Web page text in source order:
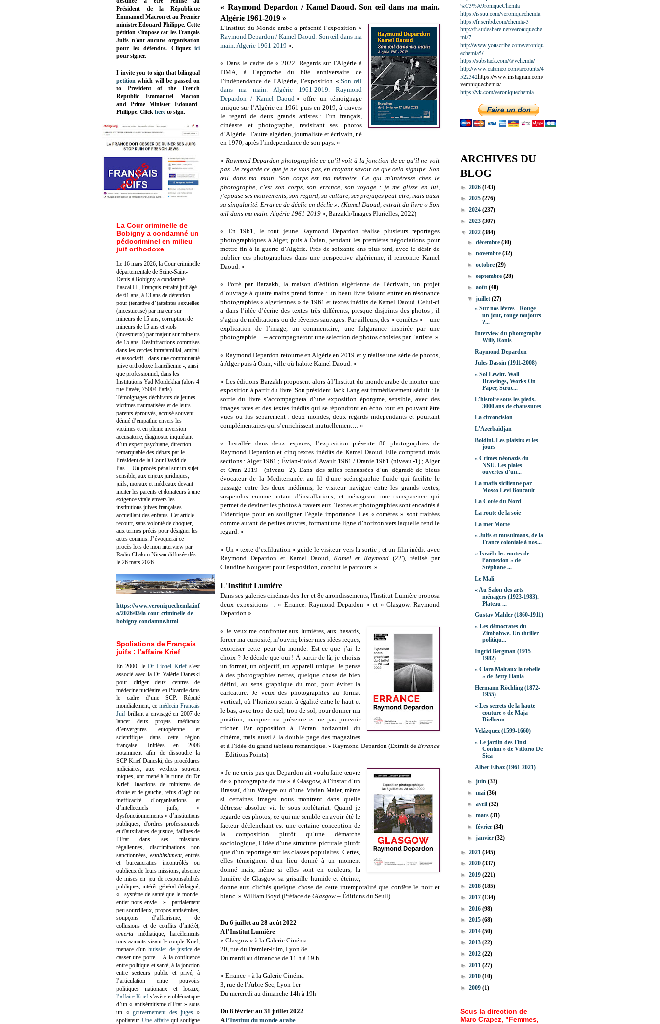
« Raymond Depardon / Kamel Daoud. Son œil dans ma main.
Algérie 1961-2019 »
L’Institut du Monde arabe a présenté l’exposition «
Raymond Depardon / Kamel Daoud. Son œil dans ma
main. Algérie 1961-2019 ».
« Dans le cadre de « 2022. Regards sur l'Algérie à
l'IMA, à l’approche du 60e anniversaire de
l’indépendance de l’Algérie, l’exposition « Son œil
dans ma main. Algérie 1961-2019. Raymond
Depardon / Kamel Daoud » offre un témoignage
unique sur l’Algérie en 1961 puis en 2019, à travers
le regard de deux grands artistes : l’un français,
cinéaste et photographe, revisitant ses photos
d’Algérie ; l’autre algérien, journaliste et écrivain, né
en 1970, après l’indépendance de son pays. »
« Raymond Depardon photographie ce qu’il voit à la jonction de ce qu’il ne voit
pas. Je regarde ce que je ne vois pas, en croyant savoir ce que cela signifie. Son
œil dans ma main. Son corps est ma mémoire. Ce qui m’intéresse chez le
photographe, c’est son corps, son errance, son voyage : je me glisse en lui,
j’épouse ses mouvements, son regard, sa culture, ses préjugés peut-être, mais aussi
sa singularité. Errance de déclic en déclic ». (Kamel Daoud, extrait du livre « Son
œil dans ma main. Algérie 1961-2019 », Barzakh/Images Plurielles, 2022)
« En 1961, le tout jeune Raymond Depardon réalise plusieurs reportages
photographiques à Alger, puis à Évian, pendant les premières négociations pour
mettre fin à la guerre d’Algérie. Près de soixante ans plus tard, avec le désir de
publier ces photographies dans une perspective algérienne, il rencontre Kamel
Daoud. »
« Porté par Barzakh, la maison d’édition algérienne de l’écrivain, un projet
d’ouvrage à quatre mains prend forme : un beau livre faisant entrer en résonance
photographies « algériennes » de 1961 et textes inédits de Kamel Daoud. Celui-ci
a dans l’idée d’écrire des textes très différents, presque disjoints des photos ; il
s’agira de méditations ou de rêveries sauvages. Par ailleurs, des « comètes » – une
explication de l’image, un commentaire, une fulgurance inspirée par une
photographie… – accompagneront une sélection de photos choisies par l’artiste. »
« Raymond Depardon retourne en Algérie en 2019 et y réalise une série de photos,
à Alger puis à Oran, ville où habite Kamel Daoud. »
« Les éditions Barzakh proposent alors à l’Institut du monde arabe de monter une
exposition à partir du livre. Son président Jack Lang est immédiatement séduit : la
sortie du livre s’accompagnera d’une exposition éponyme, sensible, avec des
images rares et des textes inédits qui se répondront en écho tout en pouvant être
vues ou lus séparément : deux mondes, deux regards indépendants et pourtant
complémentaires qui s’enrichissent mutuellement… »
« Installée dans deux espaces, l’exposition présente 80 photographies de
Raymond Depardon et cinq textes inédits de Kamel Daoud. Elle comprend trois
sections : Alger 1961 ; Évian-Bois d’Avault 1961 / Oranie 1961 (niveau -1) ; Alger
et Oran 2019 (niveau -2). Dans des salles rehaussées d’un dégradé de bleus
évocateur de la Méditerranée, au fil d’une scénographie fluide qui facilite le
passage entre les deux médiums, le visiteur navigue entre les grands textes,
suspendus comme autant d’installations, et ménageant une transparence qui
permet de deviner les photos à travers eux. Textes et photographies sont encadrés à
l’identique pour en souligner l’égale importance. Les « comètes » sont traitées
comme autant de petites œuvres, formant une ligne d’horizon vers laquelle tend le
regard. »
« Un « texte d’exfiltration » guide le visiteur vers la sortie ; et un film inédit avec
Raymond Depardon et Kamel Daoud, Kamel et Raymond(22'), réalisé par
Claudine Nougaret pour l'exposition, conclut le parcours. »
L'Institut Lumière
Dans ses galeries cinémas des 1er et 8e arrondissements, l'Institut Lumière proposa
deux expositions : « Errance. Raymond Depardon » et « Glasgow. Raymond
Depardon ».
« Je veux me confronter aux lumières, aux hasards,
forcer ma curiosité, m’ouvrir, briser mes idées reçues,
exorciser cette peur du monde. Est-ce que j’ai le
choix ? Je décide que oui ! À partir de là, je choisis
un format, un objectif, un appareil unique. Je pense
à des photographies nettes, quelque chose de bien
défini, au sens graphique du mot, pour éviter la
caricature. Je veux des photographies au format
vertical, où l’horizon serait à égalité entre le haut et
le bas, avec trop de ciel, trop de sol, pour donner ma
position, marquer ma présence et ne pas pouvoir
tricher. Par opposition à l’écran horizontal du
cinéma, mais aussi à la double page des magazines
et à l’idée du grand tableau romantique. » Raymond Depardon (Extrait de Errance
– Éditions Points)
« Je ne crois pas que Depardon ait voulu faire œuvre
de « photographe de rue » à Glasgow, à l’instar d’un
Brassaï, d’un Weegee ou d’une Vivian Maier, même
si certaines images nous montrent dans quelle
détresse absolue vit le sous-prolétariat. Quand je
regarde ces photos, ce qui me semble en avoir été le
facteur déclenchant est une certaine conception de
la composition plutôt qu’une démarche
sociologique, l’idée d’une structure picturale plutôt
que d’un reportage sur les classes populaires. Certes,
elles témoignent d’un lieu donné à un moment
donné mais, même si elles sont en couleurs, la
lumière de Glasgow, sa grisaille humide et éteinte,
donne aux clichés quelque chose de cette intemporalité que confère le noir et
blanc. » William Boyd (Préface de Glasgow – Éditions du Seuil)
Du 6 juillet au 28 août 2022
A l'Institut Lumière
« Glasgow » à la Galerie Cinéma
20, rue du Premier-Film, Lyon 8e
Du mardi au dimanche de 11 h à 19 h.
« Errance » à la Galerie Cinéma
3, rue de l’Arbre Sec, Lyon 1er
Du mercredi au dimanche 14h à 19h
Du 8 février au 31 juillet 2022
Al’Institut du monde arabe
Président de la République
Emmanuel Macron et au Premier
ministre Edouard Philippe. Cette
pétition s'impose car les Français
Juifs n'ont aucune organisation
pour les défendre. Cliquez
ici
pour signer.
I invite you to sign that bilingual
petition which will be passed on
to President of the French
Republic Emmanuel Macron
and Prime Minister Edouard
Philippe. Click here to sign.
La Cour criminelle de
Bobigny a condamné un
pédocriminel en milieu
juif orthodoxe
Le 16 mars 2026, la Cour criminelle
départementale de Seine-Saint-
Denis à Bobigny a condamné
Pascal H., Français retraité juif âgé
de 61 ans, à 13 ans de détention
pour (tentative d’)atteintes sexuelles
(incestueuse) par majeur sur
mineurs de 15 ans, corruption de
mineurs de 15 ans et viols
(incestueux) par majeur sur mineurs
de 15 ans. Desinfractions commises
dans les cercles intrafamilial, amical
et associatif - dans une communauté
juive orthodoxe francilienne -, ainsi
que professionnel, dans les
Institutions Yad Mordekhaï (alors 4
rue Pavée, 75004 Paris).
Témoignages déchirants de jeunes
victimes traumatisées et de leurs
parents éprouvés, accusé souvent
dénué d’empathie envers les
victimes et en pleine inversion
accusatoire, diagnostic inquiétant
d’un expert psychiatre, direction
remarquable des débats par le
Président de la Cour David de
Pas… Un procès pénal sur un sujet
sensible, aux enjeux juridiques,
juifs, moraux et médicaux devant
inciter les parents et donateurs à une
exigence vitale envers les
institutions juives françaises
accueillant des enfants. Cet article
recourt, sans volonté de choquer,
aux termes précis pour désigner les
actes commis. J’évoquerai ce
procès lors de mon interview par
Radio Chalom Nitsan diffusée dès
le 26 mars 2026.
https://www.veroniquechemla.inf
o/2026/03/la-cour-criminelle-de-
bobigny-condamne.html
Spoliations de Français
juifs : l’affaire Krief
En 2000, le Dr Lionel Kriefs’est
associé avec la Dr Valérie Daneski
pour diriger deux centres de
médecine nucléaire en Picardie dans
le cadre d’une SCP. Réputé
mondialement, ce médecin Français
Juif brillant a envisagé en 2007 de
lancer deux projets médicaux
d’envergures européenne et
scientifique dans cette région
française. Initiées en 2008
notamment afin de dissoudre la
SCP Krief Daneski, des procédures
judiciaires, aux verdicts souvent
iniques, ont mené à la ruine du Dr
Krief. Inactions de ministres de
droite et de gauche, refus d’agir ou
inefficacité d’organisations et
d’intellectuels juifs, «
dysfonctionnements » d’institutions
publiques, d'ordres professionnels
et d'auxiliaires de justice, faillites de
l’Etat dans ses missions
régaliennes, discriminations non
sanctionnées, establishment, entités
et bureaucraties incontrôlés ou
oublieux de leurs missions, absence
de mises en jeu de responsabilités
publiques, intérêt général dédaigné,
« système-de-santé-que-le-monde-
entier-nous-envie » partialement
peu sourcilleux, propos antisémites,
soupçons d’affairisme, de
collusions et de conflits d’intérêt,
omerta médiatique, harcèlements
tous azimuts visant le couple Krief,
menace d'unhuissier de justicede
casser une porte… A la confluence
entre politique et santé, à la jonction
entre secteurs public et privé, à
l’articulation entre pouvoirs
politiques nationaux et locaux,
l’affaire Krief s’avère emblématique
d’un « antisémitisme d’Etat » sous
un «gouvernement des juges »
spoliateur.Une affairequi souligne
%C3%A9roniqueChemla
https://issuu.com/veroniquechemla
https://fr.scribd.com/chemla-3
http://fr.slideshare.net/veroniqueche
mla7
http://www.youscribe.com/veroniqu
echemla5/
https://substack.com/@vchemla/
http://www.calameo.com/accounts/4
522342https://www.instagram.com/
veroniquechemla/
https://vk.com/veroniquechemla
ARCHIVES DU
BLOG
► 2026 (143)
► 2025 (276)
► 2024 (237)
► 2023 (307)
▼ 2022 (384)
►décembre(30)
►novembre(32)
►octobre(29)
►septembre(28)
►août(40)
▼juillet(27)
« Sur nos lèvres - Rouge
un jour, rouge toujours
?...
Interview du photographe
Willy Ronis
Raymond Depardon
Jules Dassin (1911-2008)
« Sol Lewitt. Wall
Drawings, Works On
Paper, Struc...
L’histoire sous les pieds.
3000 ans de chaussures
La circoncision
L'Azerbaïdjan
Boldini. Les plaisirs et les
jours
« Crimes néonazis du
NSU. Les plaies
ouvertes d’un...
La mafia sicilienne par
Mosco Levi Boucault
La Corée du Nord
La route de la soie
La mer Morte
« Juifs et musulmans, de la
France coloniale à nos...
« Israël : les routes de
l’annexion » de
Stéphane ...
Le Mali
« Au Salon des arts
ménagers (1923-1983).
Plateau ...
Gustav Mahler (1860-1911)
« Les démocrates du
Zimbabwe. Un thriller
politiqu...
Ingrid Bergman (1915-
1982)
« Clara Malraux la rebelle
» de Betty Hania
Hermann Röchling (1872-
1955)
« Les secrets de la haute
couture » de Maja
Dielhenn
Velázquez (1599-1660)
« Le jardin des Finzi-
Contini » de Vittorio De
Sica
Alber Elbaz (1961-2021)
►juin(33)
►mai(36)
►avril(32)
►mars(31)
►février(34)
►janvier(32)
► 2021 (345)
► 2020 (337)
► 2019 (221)
► 2018 (185)
► 2017 (134)
► 2016 (98)
► 2015 (68)
► 2014 (50)
► 2013 (22)
► 2012 (22)
► 2011 (27)
► 2010 (10)
► 2009 (1)
Sous la direction de
Marc Crapez, "Femmes,